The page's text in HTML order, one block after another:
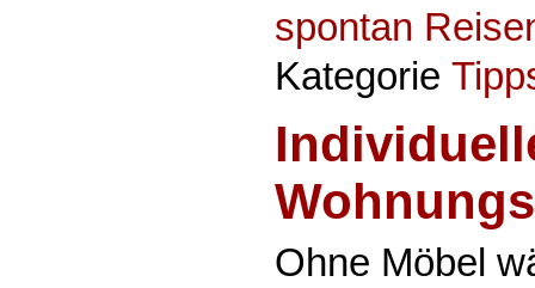
spontan
Kategorie
Ohne Möbel